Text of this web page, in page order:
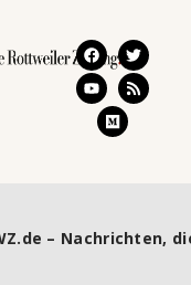
– Nachrichten,